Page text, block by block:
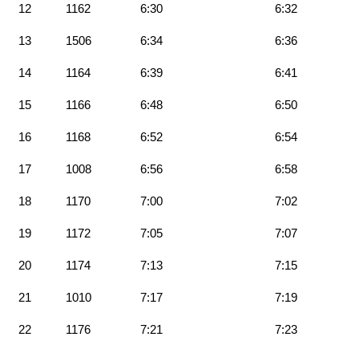
12 1162 6:30 6:32
13 1506 6:34 6:36
14 1164 6:39 6:41
15 1166 6:48 6:50
16 1168 6:52 6:54
17 1008 6:56 6:58
18 1170 7:00 7:02
19 1172 7:05 7:07
20 1174 7:13 7:15
21 1010 7:17 7:19
22 1176 7:21 7:23